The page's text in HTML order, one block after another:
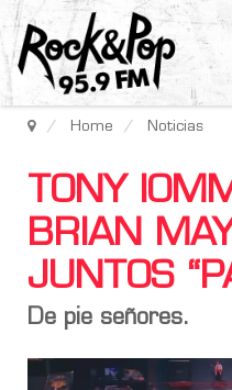
Home Noticias
TONY
BRIAN
JUNTOS
De pie señores.